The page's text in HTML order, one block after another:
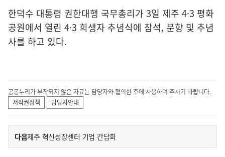
한덕수 대통령 권한대행 국무총리가 3일 제주 4·3 평화
공원에서 열린 4·3 희생자 추념식에 참석, 분향 및 추념
사를 하고 있다.
공공누리가 부착되지 않은 자료는 담당자와 협의한 후에 사용하여 주시기 바랍니다.
저작권정책
담당자안내
이
전
다음기
사
제주 혁신성장센터 기업 간담회